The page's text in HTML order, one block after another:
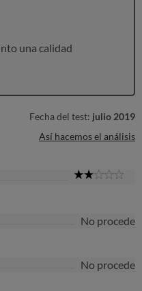
una calidad
Fecha del test: julio 2019
Así hacemos el análisis
No procede
No procede